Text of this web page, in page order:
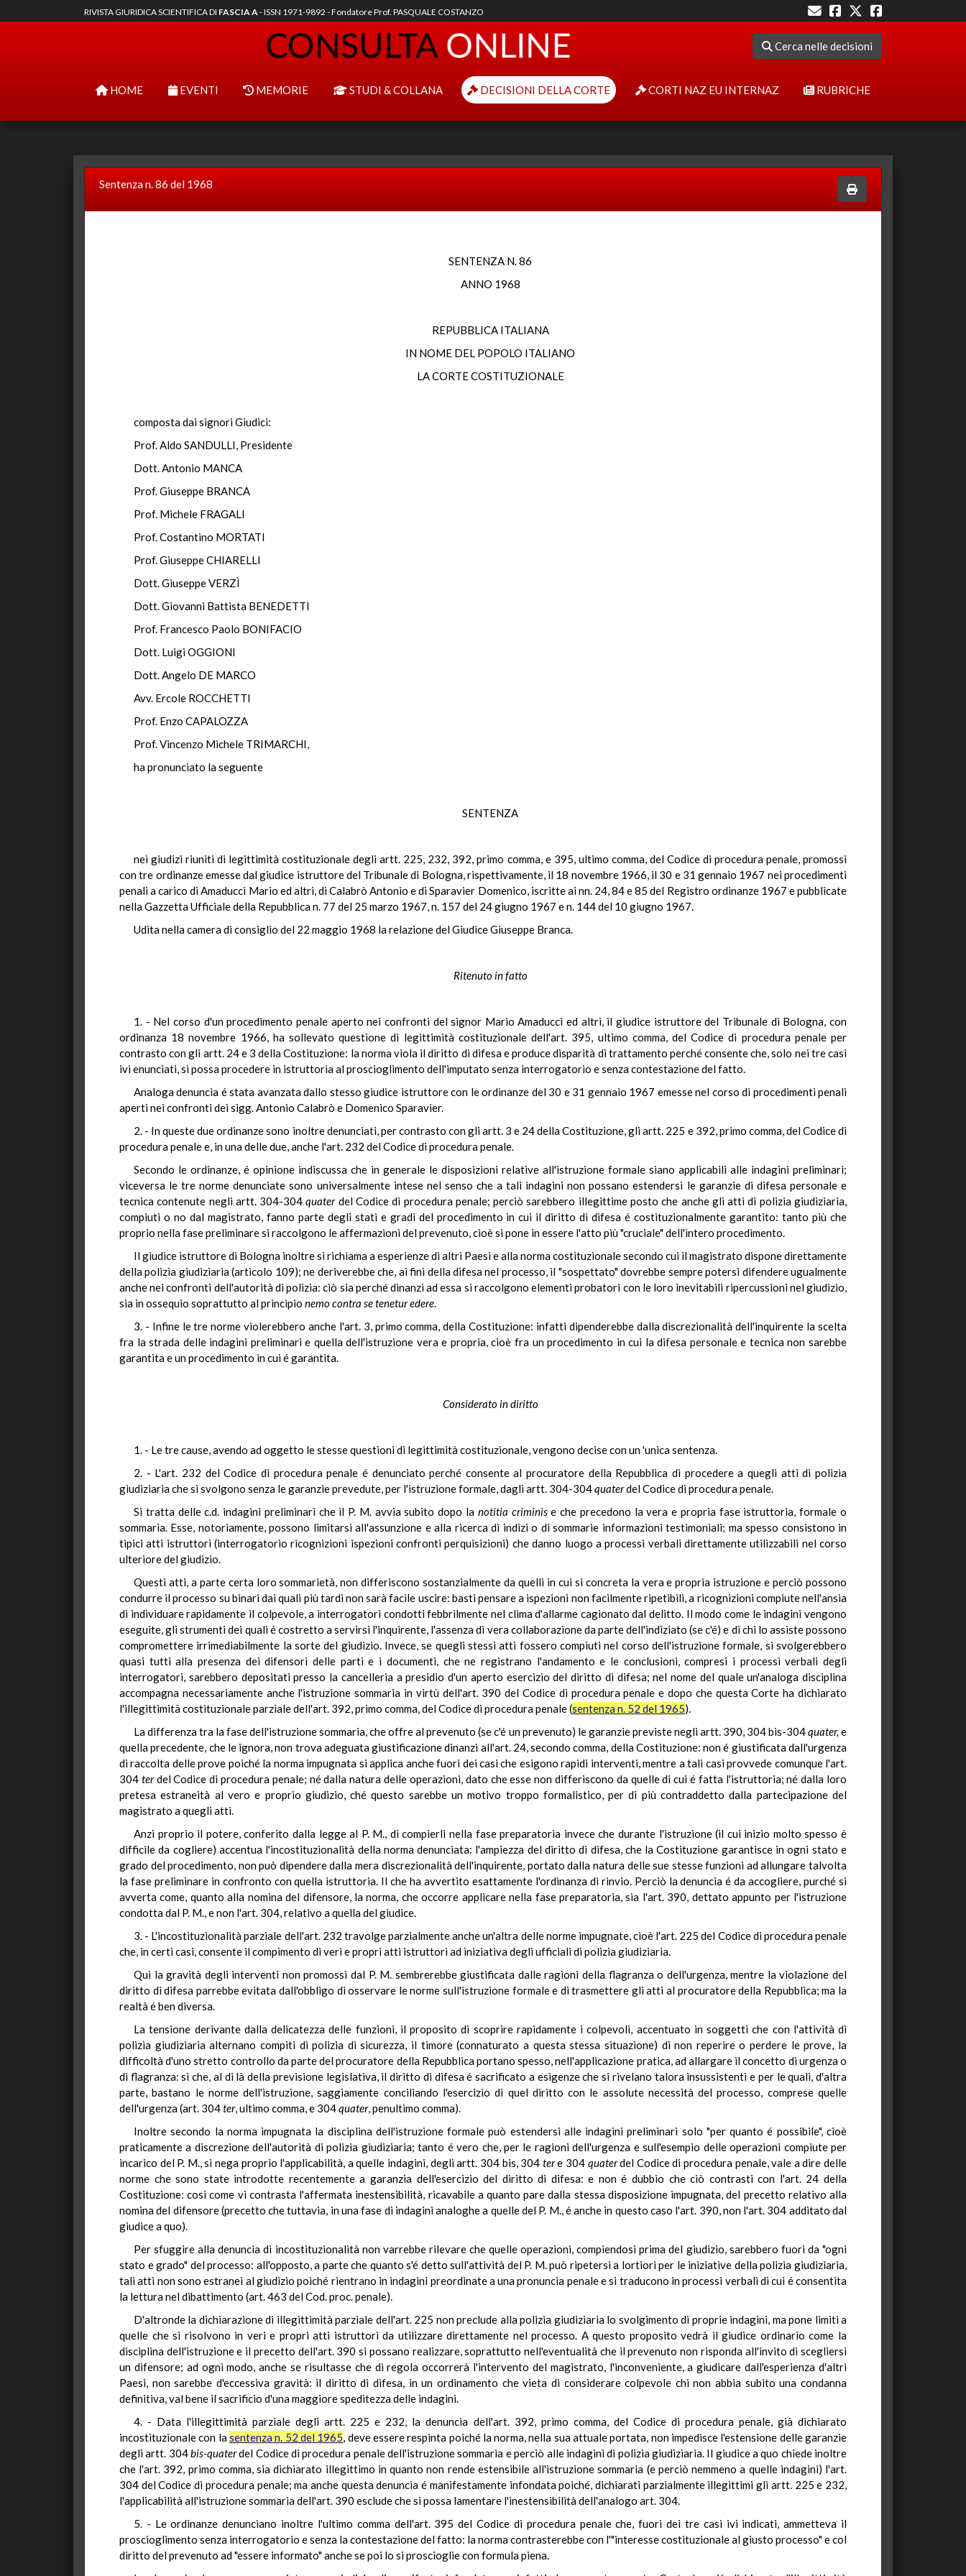
RIVISTA GIURIDICA SCIENTIFICA DI FASCIA A- ISSN 1971-9892 - Fondatore Prof. PASQUALE COSTANZO
Cerca nelle decisioni
HOME EVENTI MEMORIE STUDI & COLLANA DECISIONI DELLA CORTE CORTI NAZ EU INTERNAZ RUBRICHE
Sentenza n. 86 del 1968
SENTENZA N. 86
ANNO 1968
REPUBBLICA ITALIANA
IN NOME DEL POPOLO ITALIANO
LA CORTE COSTITUZIONALE
composta dai signori Giudici:
Prof. Aldo SANDULLI, Presidente
Dott. Antonio MANCA
Prof. Giuseppe BRANCA
Prof. Michele FRAGALI
Prof. Costantino MORTATI
Prof. Giuseppe CHIARELLI
Dott. Giuseppe VERZÌ
Dott. Giovanni Battista BENEDETTI
Prof. Francesco Paolo BONIFACIO
Dott. Luigi OGGIONI
Dott. Angelo DE MARCO
Avv. Ercole ROCCHETTI
Prof. Enzo CAPALOZZA
Prof. Vincenzo Michele TRIMARCHI,
ha pronunciato la seguente
SENTENZA
nei giudizi riuniti di legittimità costituzionale degli artt. 225, 232, 392, primo comma, e 395, ultimo comma, del Codice di procedura penale, promossi
con tre ordinanze emesse dal giudice istruttore del Tribunale di Bologna, rispettivamente, il 18 novembre 1966, il 30 e 31 gennaio 1967 nei procedimenti
penali a carico di Amaducci Mario ed altri, di Calabrò Antonio e di Sparavier Domenico, iscritte ai nn. 24, 84 e 85 del Registro ordinanze 1967 e pubblicate
nella Gazzetta Ufficiale della Repubblica n. 77 del 25 marzo 1967, n. 157 del 24 giugno 1967 e n. 144 del 10 giugno 1967.
Udita nella camera di consiglio del 22 maggio 1968 la relazione del Giudice Giuseppe Branca.
Ritenuto in fatto
1. - Nel corso d'un procedimento penale aperto nei confronti del signor Mario Amaducci ed altri, il giudice istruttore del Tribunale di Bologna, con
ordinanza 18 novembre 1966, ha sollevato questione di legittimità costituzionale dell'art. 395, ultimo comma, del Codice di procedura penale per
contrasto con gli artt. 24 e 3 della Costituzione: la norma viola il diritto di difesa e produce disparità di trattamento perché consente che, solo nei tre casi
ivi enunciati, si possa procedere in istruttoria al proscioglimento dell'imputato senza interrogatorio e senza contestazione del fatto.
Analoga denuncia é stata avanzata dallo stesso giudice istruttore con le ordinanze del 30 e 31 gennaio 1967 emesse nel corso di procedimenti penali
aperti nei confronti dei sigg. Antonio Calabrò e Domenico Sparavier.
2. - In queste due ordinanze sono inoltre denunciati, per contrasto con gli artt. 3 e 24 della Costituzione, gli artt. 225 e 392, primo comma, del Codice di
procedura penale e, in una delle due, anche l'art. 232 del Codice di procedura penale.
Secondo le ordinanze, é opinione indiscussa che in generale le disposizioni relative all'istruzione formale siano applicabili alle indagini preliminari;
viceversa le tre norme denunciate sono universalmente intese nel senso che a tali indagini non possano estendersi le garanzie di difesa personale e
tecnica contenute negli artt. 304-304quaterdel Codice di procedura penale; perciò sarebbero illegittime posto che anche gli atti di polizia giudiziaria,
compiuti o no dal magistrato, fanno parte degli stati e gradi del procedimento in cui il diritto di difesa é costituzionalmente garantito: tanto più che
proprio nella fase preliminare si raccolgono le affermazioni del prevenuto, cioè si pone in essere l'atto più "cruciale" dell'intero procedimento.
Il giudice istruttore di Bologna inoltre si richiama a esperienze di altri Paesi e alla norma costituzionale secondo cui il magistrato dispone direttamente
della polizia giudiziaria (articolo 109); ne deriverebbe che, ai fini della difesa nel processo, il "sospettato" dovrebbe sempre potersi difendere ugualmente
anche nei confronti dell'autorità di polizia: ciò sia perché dinanzi ad essa si raccolgono elementi probatori con le loro inevitabili ripercussioni nel giudizio,
sia in ossequio soprattutto al principio nemocontra se tenetur edere.
3. - Infine le tre norme violerebbero anche l'art. 3, primo comma, della Costituzione: infatti dipenderebbe dalla discrezionalità dell'inquirente la scelta
fra la strada delle indagini preliminari e quella dell'istruzione vera e propria, cioè fra un procedimento in cui la difesa personale e tecnica non sarebbe
garantita e un procedimento in cui é garantita.
Considerato in diritto
1. - Le tre cause, avendo ad oggetto le stesse questioni di legittimità costituzionale, vengono decise con un 'unica sentenza.
2. - L'art. 232 del Codice di procedura penale é denunciato perché consente al procuratore della Repubblica di procedere a quegli atti di polizia
giudiziaria che si svolgono senza le garanzie prevedute, per l'istruzione formale, dagli artt. 304-304quaterdel Codice di procedura penale.
Si tratta delle c.d. indagini preliminari che il P. M. avvia subito dopo la notitia criminise che precedono la vera e propria fase istruttoria, formale o
sommaria. Esse, notoriamente, possono limitarsi all'assunzione e alla ricerca di indizi o di sommarie informazioni testimoniali; ma spesso consistono in
tipici atti istruttori (interrogatorio ricognizioni ispezioni confronti perquisizioni) che danno luogo a processi verbali direttamente utilizzabili nel corso
ulteriore del giudizio.
Questi atti, a parte certa loro sommarietà, non differiscono sostanzialmente da quelli in cui si concreta la vera e propria istruzione e perciò possono
condurre il processo su binari dai quali più tardi non sarà facile uscire: basti pensare a ispezioni non facilmente ripetibili, a ricognizioni compiute nell'ansia
di individuare rapidamente il colpevole, a interrogatori condotti febbrilmente nel clima d'allarme cagionato dal delitto. Il modo come le indagini vengono
eseguite, gli strumenti dei quali é costretto a servirsi l'inquirente, l'assenza di vera collaborazione da parte dell'indiziato (se c'é) e di chi lo assiste possono
compromettere irrimediabilmente la sorte del giudizio. Invece, se quegli stessi atti fossero compiuti nel corso dell'istruzione formale, si svolgerebbero
quasi tutti alla presenza dei difensori delle parti e i documenti, che ne registrano l'andamento e le conclusioni, compresi i processi verbali degli
interrogatori, sarebbero depositati presso la cancelleria a presidio d'un aperto esercizio del diritto di difesa; nel nome del quale un'analoga disciplina
accompagna necessariamente anche l'istruzione sommaria in virtù dell'art. 390 del Codice di procedura penale e dopo che questa Corte ha dichiarato
l'illegittimità costituzionale parziale dell'art. 392, primo comma, del Codice di procedura penale (sentenza n. 52 del 1965).
La differenza tra la fase dell'istruzione sommaria, che offre al prevenuto (se c'é un prevenuto) le garanzie previste negli artt. 390, 304 bis-304quater, e
quella precedente, che le ignora, non trova adeguata giustificazione dinanzi all'art. 24, secondo comma, della Costituzione: non é giustificata dall'urgenza
di raccolta delle prove poiché la norma impugnata si applica anche fuori dei casi che esigono rapidi interventi, mentre a tali casi provvede comunque l'art.
304 ter del Codice di procedura penale; né dalla natura delle operazioni, dato che esse non differiscono da quelle di cui é fatta l'istruttoria; né dalla loro
pretesa estraneità al vero e proprio giudizio, ché questo sarebbe un motivo troppo formalistico, per di più contraddetto dalla partecipazione del
magistrato a quegli atti.
Anzi proprio il potere, conferito dalla legge al P. M., di compierli nella fase preparatoria invece che durante l'istruzione (il cui inizio molto spesso é
difficile da cogliere) accentua l'incostituzionalità della norma denunciata: l'ampiezza del diritto di difesa, che la Costituzione garantisce in ogni stato e
grado del procedimento, non può dipendere dalla mera discrezionalità dell'inquirente, portato dalla natura delle sue stesse funzioni ad allungare talvolta
la fase preliminare in confronto con quella istruttoria. Il che ha avvertito esattamente l'ordinanza di rinvio. Perciò la denuncia é da accogliere, purché si
avverta come, quanto alla nomina del difensore, la norma, che occorre applicare nella fase preparatoria, sia l'art. 390, dettato appunto per l'istruzione
condotta dal P. M., e non l'art. 304, relativo a quella del giudice.
3. - L'incostituzionalità parziale dell'art. 232 travolge parzialmente anche un'altra delle norme impugnate, cioè l'art. 225 del Codice di procedura penale
che, in certi casi, consente il compimento di veri e propri atti istruttori ad iniziativa degli ufficiali di polizia giudiziaria.
Qui la gravità degli interventi non promossi dal P. M. sembrerebbe giustificata dalle ragioni della flagranza o dell'urgenza, mentre la violazione del
diritto di difesa parrebbe evitata dall'obbligo di osservare le norme sull'istruzione formale e di trasmettere gli atti al procuratore della Repubblica; ma la
realtà é ben diversa.
La tensione derivante dalla delicatezza delle funzioni, il proposito di scoprire rapidamente i colpevoli, accentuato in soggetti che con l'attività di
polizia giudiziaria alternano compiti di polizia di sicurezza, il timore (connaturato a questa stessa situazione) di non reperire o perdere le prove, la
difficoltà d'uno stretto controllo da parte del procuratore della Repubblica portano spesso, nell'applicazione pratica, ad allargare il concetto di urgenza o
di flagranza: sì che, al di là della previsione legislativa, il diritto di difesa é sacrificato a esigenze che si rivelano talora insussistenti e per le quali, d'altra
parte, bastano le norme dell'istruzione, saggiamente conciliando l'esercizio di quel diritto con le assolute necessità del processo, comprese quelle
dell'urgenza (art. 304ter, ultimo comma, e 304quater, penultimo comma).
Inoltre secondo la norma impugnata la disciplina dell'istruzione formale può estendersi alle indagini preliminari solo "per quanto é possibile", cioè
praticamente a discrezione dell'autorità di polizia giudiziaria; tanto é vero che, per le ragioni dell'urgenza e sull'esempio delle operazioni compiute per
incarico del P. M., si nega proprio l'applicabilità, a quelle indagini, degli artt. 304 bis, 304 tere 304 quater del Codice di procedura penale, vale a dire delle
norme che sono state introdotte recentemente a garanzia dell'esercizio del diritto di difesa: e non é dubbio che ciò contrasti con l'art. 24 della
Costituzione: così come vi contrasta l'affermata inestensibilità, ricavabile a quanto pare dalla stessa disposizione impugnata, del precetto relativo alla
nomina del difensore (precetto che tuttavia, in una fase di indagini analoghe a quelle del P. M., é anche in questo caso l'art. 390, non l'art. 304 additato dal
giudice a quo).
Per sfuggire alla denuncia di incostituzionalità non varrebbe rilevare che quelle operazioni, compiendosi prima del giudizio, sarebbero fuori da "ogni
stato e grado" del processo: all'opposto, a parte che quanto s'é detto sull'attività del P. M. può ripetersi a lortiori per le iniziative della polizia giudiziaria,
tali atti non sono estranei al giudizio poiché rientrano in indagini preordinate a una pronuncia penale e si traducono in processi verbali di cui é consentita
la lettura nel dibattimento (art. 463 del Cod. proc. penale).
D'altronde la dichiarazione di illegittimità parziale dell'art. 225 non preclude alla polizia giudiziaria lo svolgimento di proprie indagini, ma pone limiti a
quelle che si risolvono in veri e propri atti istruttori da utilizzare direttamente nel processo. A questo proposito vedrà il giudice ordinario come la
disciplina dell'istruzione e il precetto dell'art. 390 si possano realizzare, soprattutto nell'eventualità che il prevenuto non risponda all'invito di scegliersi
un difensore; ad ogni modo, anche se risultasse che di regola occorrerà l'intervento del magistrato, l'inconveniente, a giudicare dall'esperienza d'altri
Paesi, non sarebbe d'eccessiva gravità: il diritto di difesa, in un ordinamento che vieta di considerare colpevole chi non abbia subito una condanna
definitiva, val bene il sacrificio d'una maggiore speditezza delle indagini.
4. - Data l'illegittimità parziale degli artt. 225 e 232, la denuncia dell'art. 392, primo comma, del Codice di procedura penale, già dichiarato
incostituzionale con lasentenza n. 52 del 1965, deve essere respinta poiché la norma, nella sua attuale portata, non impedisce l'estensione delle garanzie
degli artt. 304bis-quaterdel Codice di procedura penale dell'istruzione sommaria e perciò alle indagini di polizia giudiziaria. Il giudice a quo chiede inoltre
che l'art. 392, primo comma, sia dichiarato illegittimo in quanto non rende estensibile all'istruzione sommaria (e perciò nemmeno a quelle indagini) l'art.
304 del Codice di procedura penale; ma anche questa denuncia é manifestamente infondata poiché, dichiarati parzialmente illegittimi gli artt. 225 e 232,
l'applicabilità all'istruzione sommaria dell'art. 390 esclude che si possa lamentare l'inestensibilità dell'analogo art. 304.
5. - Le ordinanze denunciano inoltre l'ultimo comma dell'art. 395 del Codice di procedura penale che, fuori dei tre casi ivi indicati, ammetteva il
proscioglimento senza interrogatorio e senza la contestazione del fatto: la norma contrasterebbe con l'"interesse costituzionale al giusto processo" e col
diritto del prevenuto ad "essere informato" anche se poi lo si proscioglie con formula piena.